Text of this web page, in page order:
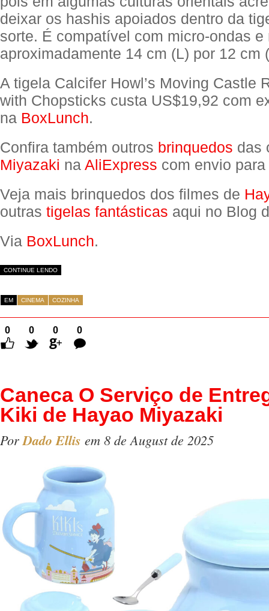
deixar os hashis apoiados dentro da
sorte. É compatível com micro-ondas e
aproximadamente 14 cm (L) por 12 cm
A tigela Calcifer Howl’s Moving Castle
with Chopsticks custa US$19,92 com
na BoxLunch.
Confira também outros brinquedos das
Miyazaki na AliExpress com envio
Veja mais brinquedos dos filmes de
outras tigelas fantásticas aqui no Blog
Via BoxLunch.
CONTINUE LENDO
EM CINEMA COZINHA
0 0 0
0
Comentários
Caneca O Serviço de
Kiki de Hayao Miyazaki
PorDado Ellis em 8 de August de 2025